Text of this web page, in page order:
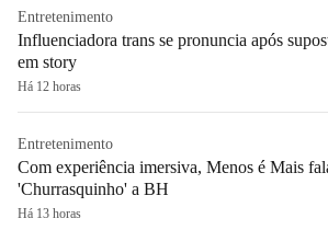
Entretenimento
Influenciadora trans se pronuncia após
em story
Há 12 horas
Entretenimento
Com experiência imersiva, Menos é Mais
'Churrasquinho' a BH
Há 13 horas